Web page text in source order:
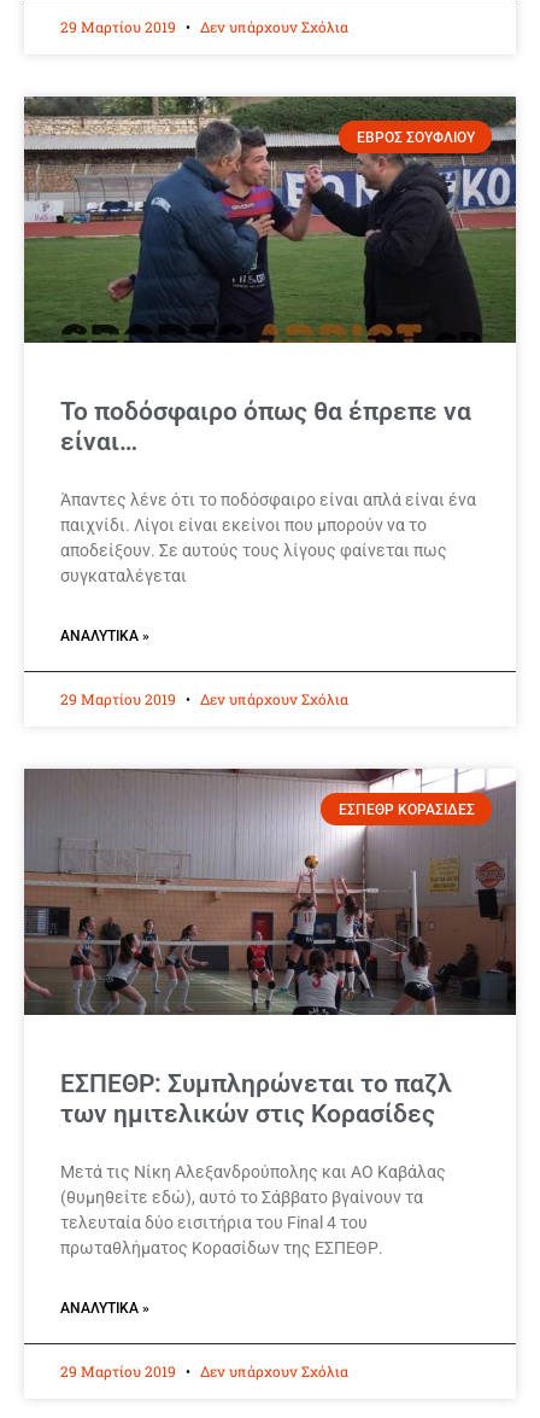
29 Μαρτίου 2019 Δεν υπάρχουν Σχόλια
ΕΒΡΟΣ ΣΟΥΦΛΙΟΥ
Το ποδόσφαιρο όπως θα έπρεπε να
είναι…
Άπαντες λένε ότι το ποδόσφαιρο είναι απλά είναι ένα
παιχνίδι. Λίγοι είναι εκείνοι που μπορούν να το
αποδείξουν. Σε αυτούς τους λίγους φαίνεται πως
συγκαταλέγεται
ΑΝΑΛΥΤΙΚΆ »
29 Μαρτίου 2019 Δεν υπάρχουν Σχόλια
ΕΣΠΕΘΡ ΚΟΡΑΣΙΔΕΣ
ΕΣΠΕΘΡ: Συμπληρώνεται το παζλ
των ημιτελικών στις Κορασίδες
Μετά τις Νίκη Αλεξανδρούπολης και ΑΟ Καβάλας
(θυμηθείτε εδώ), αυτό το Σάββατο βγαίνουν τα
τελευταία δύο εισιτήρια του Final 4 του
πρωταθλήματος Κορασίδων της ΕΣΠΕΘΡ.
ΑΝΑΛΥΤΙΚΆ »
29 Μαρτίου 2019 Δεν υπάρχουν Σχόλια